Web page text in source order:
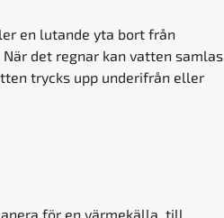
en lutande yta bort från
det regnar kan vatten samlas
trycks upp underifrån eller
för en värmekälla, till